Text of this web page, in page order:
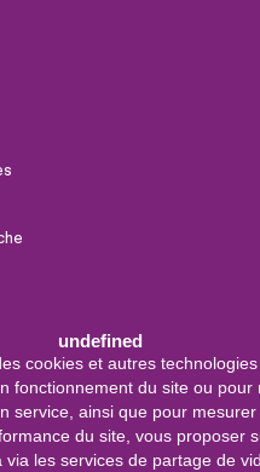
undefined
cookies et autres
fonctionnement du site ou pour
service, ainsi que pour
du site, vous proposer
via les services de partage de